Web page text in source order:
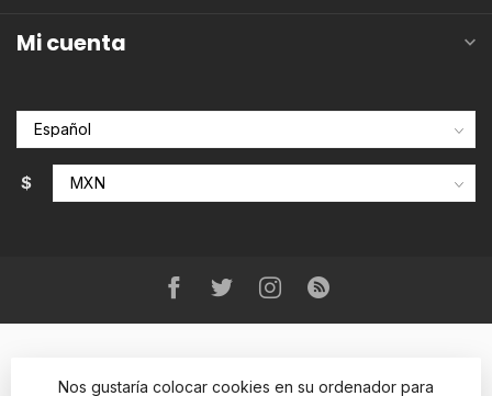
Mi cuenta
$
Nos gustaría colocar cookies en su ordenador para